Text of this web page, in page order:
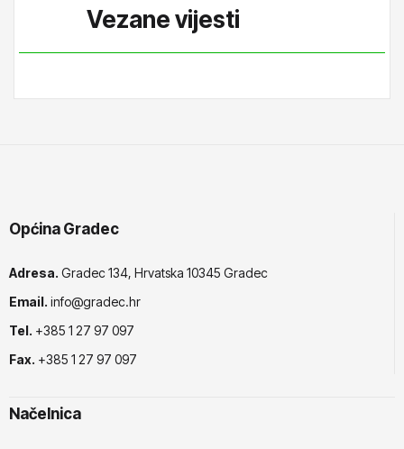
Vezane vijesti
Općina Gradec
Adresa. Gradec 134, Hrvatska 10345 Gradec
Email. info@gradec.hr
Tel. +385 1 27 97 097
Fax. +385 1 27 97 097
Načelnica